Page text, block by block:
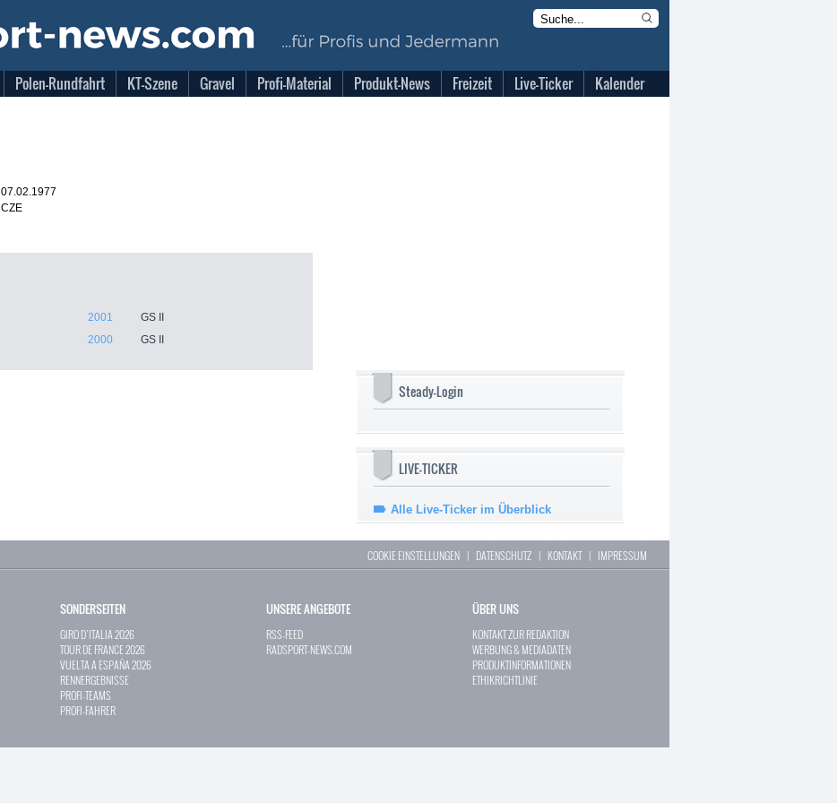
Polen-Rundfahrt KT-Szene Gravel Profi-Material Produkt-News Freizeit Live-Ticker Kalender
07.02.1977
CZE
2001
GS II
2000 GS II
Steady-Login
LIVE-TICKER
Alle Live-Ticker im Überblick
COOKIE EINSTELLUNGEN | DATENSCHUTZ | KONTAKT| IMPRESSUM
SONDERSEITEN
GIRO D`ITALIA 2026
TOUR DE FRANCE 2026
VUELTA A ESPAÑA 2026
RENNERGEBNISSE
PROFI-TEAMS
PROFI-FAHRER
UNSERE ANGEBOTE
RSS-FEED
RADSPORT-NEWS.COM
ÜBER UNS
KONTAKT ZUR REDAKTION
WERBUNG & MEDIADATEN
PRODUKTINFORMATIONEN
ETHIKRICHTLINIE